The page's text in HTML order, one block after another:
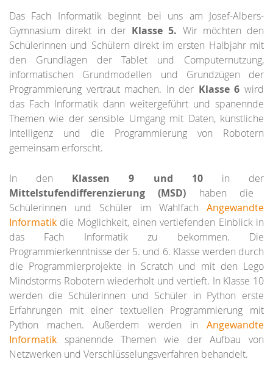
Das Fach Informatik beginnt bei uns am Josef-Albers-
Gymnasium direkt in der Klasse 5. Wir möchten den
Schülerinnen und Schülern direkt im ersten Halbjahr mit
den Grundlagen der Tablet und Computernutzung,
informatischen Grundmodellen und Grundzügen der
Programmierung vertraut machen. In der Klasse 6wird
das Fach Informatik dann weitergeführt und spanennde
Themen wie der sensible Umgang mit Daten, künstliche
Intelligenz und die Programmierung von Robotern
gemeinsam erforscht.
In den Klassen 9 und 10in der
Mittelstufendifferenzierung (MSD) haben die
Schülerinnen und Schüler im Wahlfach Angewandte
Informatik die Möglichkeit, einen vertiefenden Einblick in
das Fach Informatik zu bekommen. Die
Programmierkenntnisse der 5. und 6. Klasse werden durch
die Programmierprojekte in Scratch und mit den Lego
Mindstorms Robotern wiederholt und vertieft. In Klasse 10
werden die Schülerinnen und Schüler in Python erste
Erfahrungen mit einer textuellen Programmierung mit
Python machen. Außerdem werden in Angewandte
Informatik spanennde Themen wie der Aufbau von
Netzwerken und Verschlüsselungsverfahren behandelt.